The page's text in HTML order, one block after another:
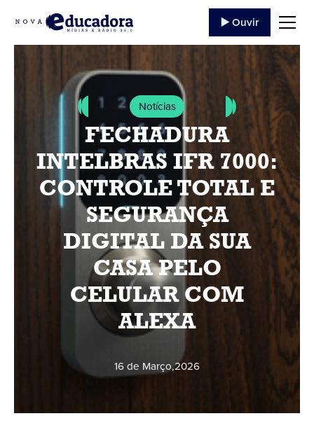
▶️ Ouvir
Notícias
FECHADURA
INTELBRAS IFR 7000:
CONTROLE TOTAL E
SEGURANÇA
DIGITAL DA SUA
CASA PELO
CELULAR COM
ALEXA
16 de Março,2026